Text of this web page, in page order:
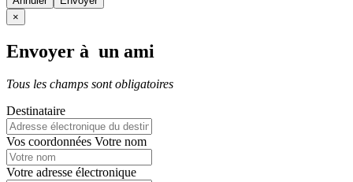
×
Envoyer à un ami
Tous les champs sont obligatoires
Destinataire
Vos coordonnées Votre nom
Votre adresse électronique